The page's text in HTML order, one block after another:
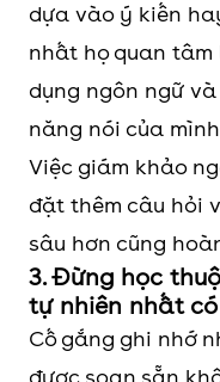
dựa vào ý kiến
nhất họ quan tâm
dụng ngôn ngữ
năng nói của
Việc giám khảo
đặt thêm câu hỏi
sâu hơn cũng
3. Đừng học
tự nhiên nhất
Cố gắng ghi nhớ
được soạn sẵn